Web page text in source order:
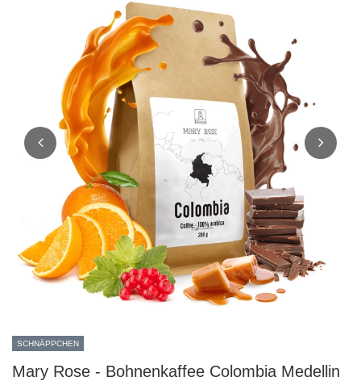
SCHNÄPPCHEN
Mary Rose - Bohnenkaffee Colombia Medellin